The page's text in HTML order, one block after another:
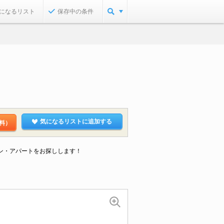
なるリスト 保存中の条件
） 気になるリストに追加する
アパートをお探しします！